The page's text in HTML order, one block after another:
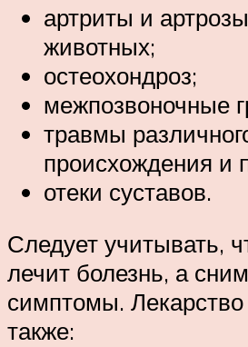
артриты и
животных;
остеохондроз;
межпозвоночные
травмы
происхождения и
отеки суставов.
Следует учитывать,
лечит болезнь, а
симптомы.
также: